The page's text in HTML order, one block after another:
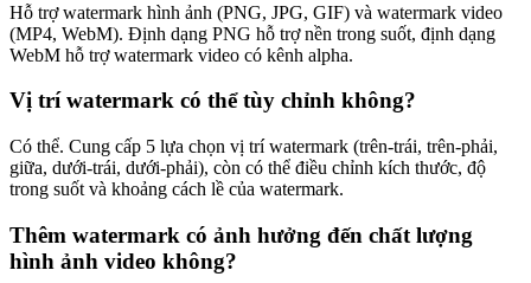
Hỗ trợ watermark hình ảnh (PNG, JPG, GIF) và watermark video
(MP4, WebM). Định dạng PNG hỗ trợ nền trong suốt, định dạng
WebM hỗ trợ watermark video có kênh alpha.
Vị trí watermark có thể tùy chỉnh không?
Có thể. Cung cấp 5 lựa chọn vị trí watermark (trên-trái, trên-phải,
giữa, dưới-trái, dưới-phải), còn có thể điều chỉnh kích thước, độ
trong suốt và khoảng cách lề của watermark.
Thêm watermark có ảnh hưởng đến chất lượng
hình ảnh video không?